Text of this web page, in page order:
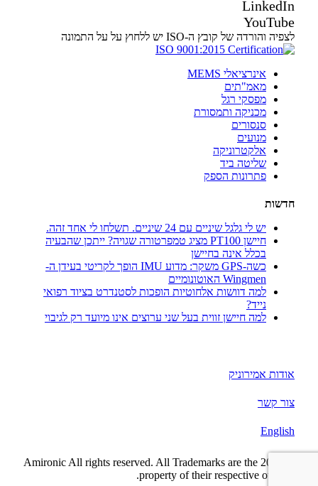
LinkedIn
YouTube
לצפיה והורדה של קובץ ה-ISO יש ללחוץ על על התמונה
אינרציאלי MEMS
מאמ"תים
מפסקי רגל
מכניקה ותמסורת
סנסורים
מנועים
אלקטרוניקה
שליטה ביד
פתרונות הספק
חדשות
יש לי גלגל שיניים עם 24 שיניים. תשלחו לי אחד זהה.
חיישן PT100 מציג טמפרטורה שגויה? ייתכן שהבעיה
בכלל אינה בחיישן
כשה-GPS משקר: מדוע IMU הופך לקריטי בעידן ה-
Wingmen האוטונומיים
למה דוושות אלחוטיות הופכות לסטנדרט בציוד רפואי
נייד?
למה חיישן זווית בעל שני ערוצים אינו מיועד רק לגיבוי
אודות אמירוניק
צור קשר
English
© 2022 Amironic All rights reserved. All Trademarks are the
property of their respective owners.